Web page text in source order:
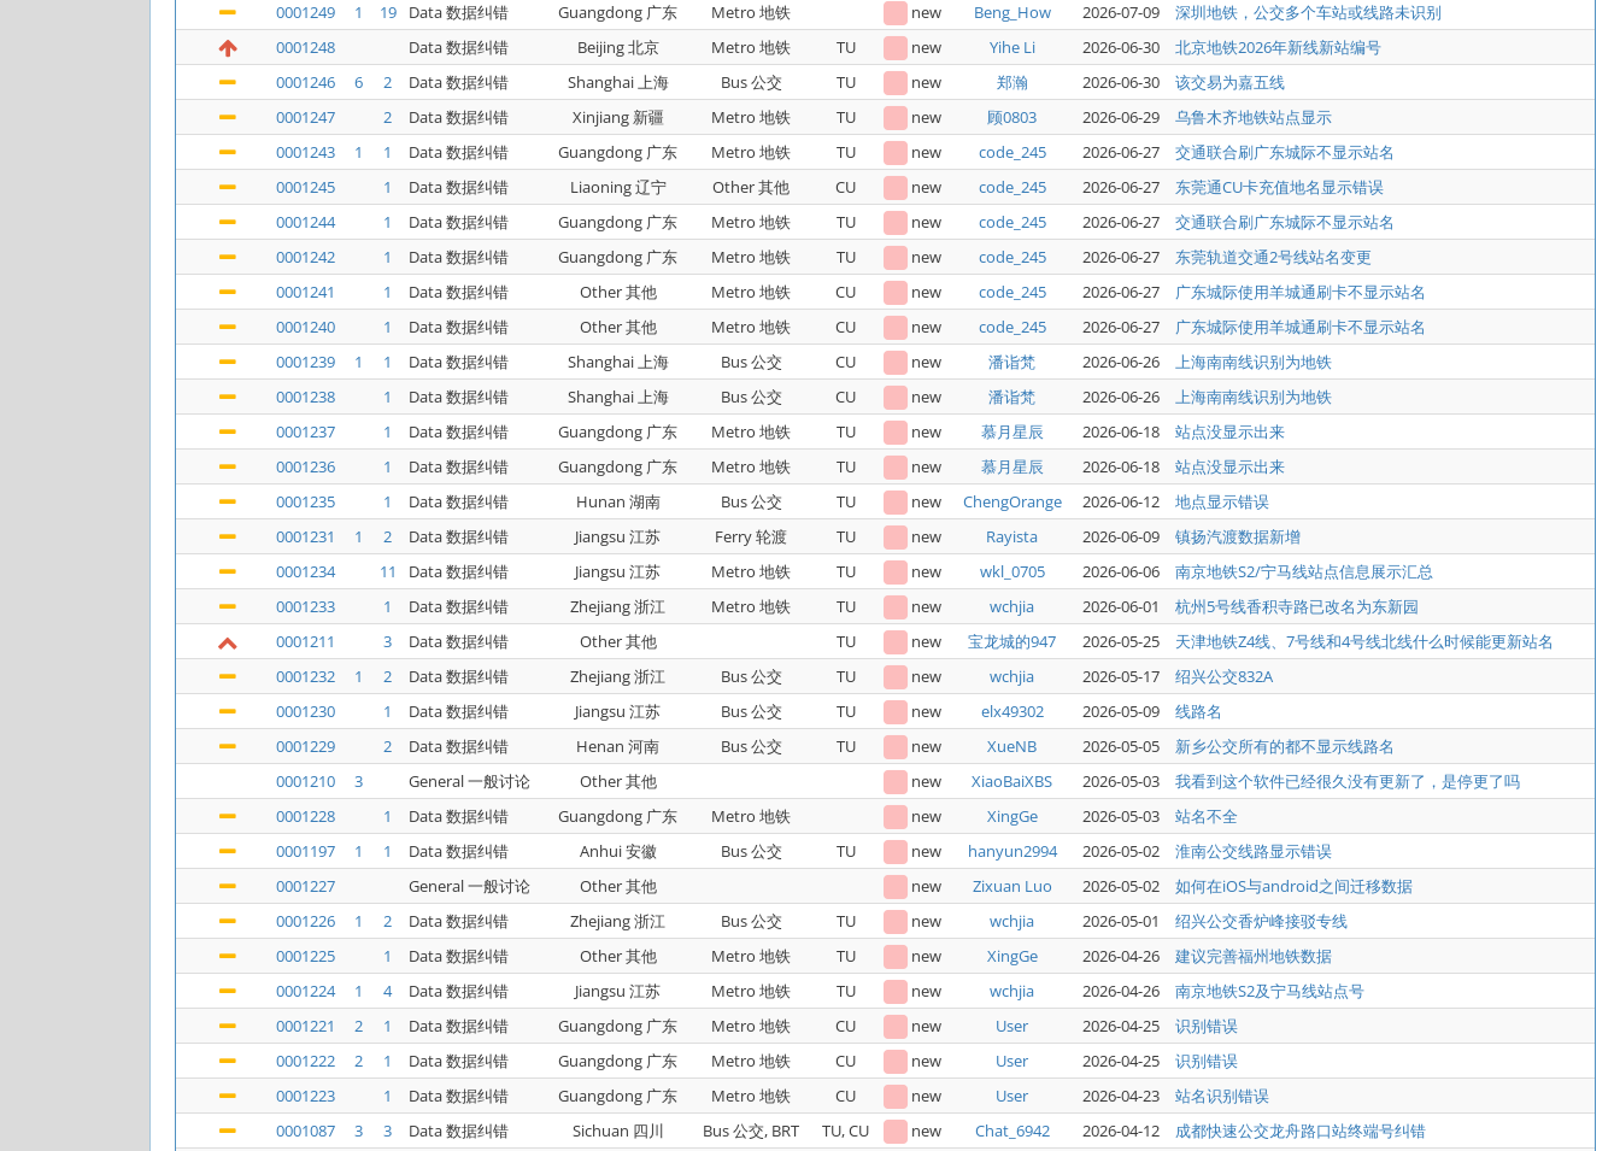
0001249
1 19 Data 数据纠错 Guangdong 广东 Metro 地铁 new Beng_How 2026-07-09
深圳地铁，公交多个车站或线路未识别
0001248
Data 数据纠错 Beijing 北京 Metro 地铁 TU new Yihe Li 2026-06-30
北京地铁2026年新线新站编号
0001246
6 2 Data 数据纠错 Shanghai 上海 Bus 公交 TU new 郑瀚 2026-06-30
该交易为嘉五线
0001247
2 Data 数据纠错 Xinjiang 新疆 Metro 地铁 TU new 顾0803 2026-06-29
乌鲁木齐地铁站点显示
0001243
1 1 Data 数据纠错 Guangdong 广东 Metro 地铁 TU new code_245 2026-06-27
交通联合刷广东城际不显示站名
0001245
1 Data 数据纠错 Liaoning 辽宁 Other 其他 CU new code_245 2026-06-27
东莞通CU卡充值地名显示错误
0001244
1 Data 数据纠错 Guangdong 广东 Metro 地铁 TU new code_245 2026-06-27
交通联合刷广东城际不显示站名
0001242
1 Data 数据纠错 Guangdong 广东 Metro 地铁 TU new code_245 2026-06-27
东莞轨道交通2号线站名变更
0001241
1 Data 数据纠错 Other 其他 Metro 地铁 CU new code_245 2026-06-27
广东城际使用羊城通刷卡不显示站名
0001240
1 Data 数据纠错 Other 其他 Metro 地铁 CU new code_245 2026-06-27
广东城际使用羊城通刷卡不显示站名
0001239
1 1 Data 数据纠错 Shanghai 上海 Bus 公交 CU new 潘诣梵 2026-06-26
上海南南线识别为地铁
0001238
1 Data 数据纠错 Shanghai 上海 Bus 公交 CU new 潘诣梵 2026-06-26
上海南南线识别为地铁
0001237
1 Data 数据纠错 Guangdong 广东 Metro 地铁 TU new 慕月星辰 2026-06-18
站点没显示出来
0001236
1 Data 数据纠错 Guangdong 广东 Metro 地铁 TU new 慕月星辰 2026-06-18
站点没显示出来
0001235
1 Data 数据纠错 Hunan 湖南 Bus 公交 TU new ChengOrange 2026-06-12
地点显示错误
0001231
1 2 Data 数据纠错 Jiangsu 江苏 Ferry 轮渡 TU new Rayista 2026-06-09
镇扬汽渡数据新增
0001234
11 Data 数据纠错 Jiangsu 江苏 Metro 地铁 TU new wkl_0705 2026-06-06
南京地铁S2/宁马线站点信息展示汇总
0001233
1 Data 数据纠错 Zhejiang 浙江 Metro 地铁 TU new wchjia 2026-06-01
杭州5号线香积寺路已改名为东新园
0001211
3 Data 数据纠错 Other 其他 TU new 宝龙城的947 2026-05-25
天津地铁Z4线、7号线和4号线北线什么时候能更新站名
0001232
1 2 Data 数据纠错 Zhejiang 浙江 Bus 公交 TU new wchjia 2026-05-17
绍兴公交832A
0001230
1 Data 数据纠错 Jiangsu 江苏 Bus 公交 TU new elx49302 2026-05-09
线路名
0001229
2 Data 数据纠错 Henan 河南 Bus 公交 TU new XueNB 2026-05-05
新乡公交所有的都不显示线路名
0001210
3 General 一般讨论 Other 其他 new XiaoBaiXBS 2026-05-03
我看到这个软件已经很久没有更新了，是停更了吗
0001228
1 Data 数据纠错 Guangdong 广东 Metro 地铁 new XingGe 2026-05-03
站名不全
0001197
1 1 Data 数据纠错 Anhui 安徽 Bus 公交 TU new hanyun2994 2026-05-02
淮南公交线路显示错误
0001227
General 一般讨论 Other 其他 new Zixuan Luo 2026-05-02
如何在iOS与android之间迁移数据
0001226
1 2 Data 数据纠错 Zhejiang 浙江 Bus 公交 TU new wchjia 2026-05-01
绍兴公交香炉峰接驳专线
0001225
1 Data 数据纠错 Other 其他 Metro 地铁 TU new XingGe 2026-04-26
建议完善福州地铁数据
0001224
1 4 Data 数据纠错 Jiangsu 江苏 Metro 地铁 TU new wchjia 2026-04-26
南京地铁S2及宁马线站点号
0001221
2 1 Data 数据纠错 Guangdong 广东 Metro 地铁 CU new User 2026-04-25
识别错误
0001222
2 1 Data 数据纠错 Guangdong 广东 Metro 地铁 CU new User 2026-04-25
识别错误
0001223
1 Data 数据纠错 Guangdong 广东 Metro 地铁 CU new User 2026-04-23
站名识别错误
0001087
3 3 Data 数据纠错 Sichuan 四川 Bus 公交, BRT TU, CU new Chat_6942 2026-04-12 成都快速公交龙舟路口站终端号纠错